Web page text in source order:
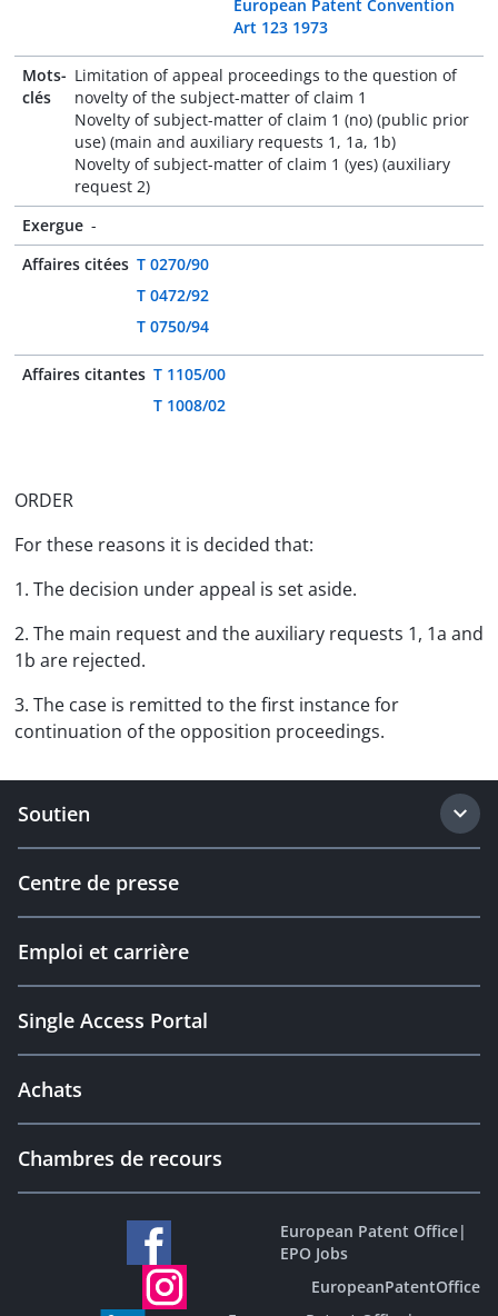
European Patent Convention
Art 123 1973
Mots-
clés
Limitation of appeal proceedings to the question of
novelty of the subject-matter of claim 1
Novelty of subject-matter of claim 1 (no) (public prior
use) (main and auxiliary requests 1, 1a, 1b)
Novelty of subject-matter of claim 1 (yes) (auxiliary
request 2)
Exergue -
Affaires citées T 0270/90
T 0472/92
T 0750/94
Affaires citantes T 1105/00
T 1008/02
ORDER
For these reasons it is decided that:
1. The decision under appeal is set aside.
2. The main request and the auxiliary requests 1, 1a and
1b are rejected.
3. The case is remitted to the first instance for
continuation of the opposition proceedings.
Soutien
Centre de presse
Emploi et carrière
Single Access Portal
Achats
Chambres de recours
European Patent Office|
EPO Jobs
EuropeanPatentOffice